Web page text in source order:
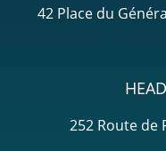
42 Place du
252 Route de